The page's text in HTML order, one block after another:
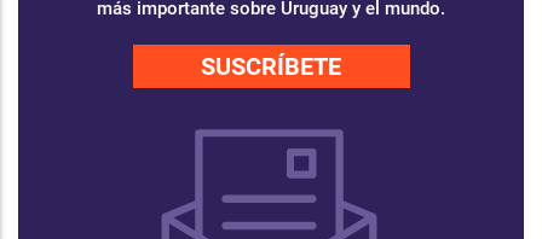
más importante sobre Uruguay y el mundo.
SUSCRÍBETE